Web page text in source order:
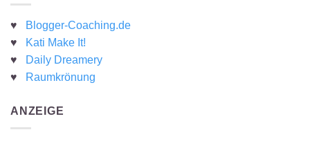
♥
Blogger-Coaching.de
♥
Kati Make It!
♥
Daily Dreamery
♥
Raumkrönung
ANZEIGE